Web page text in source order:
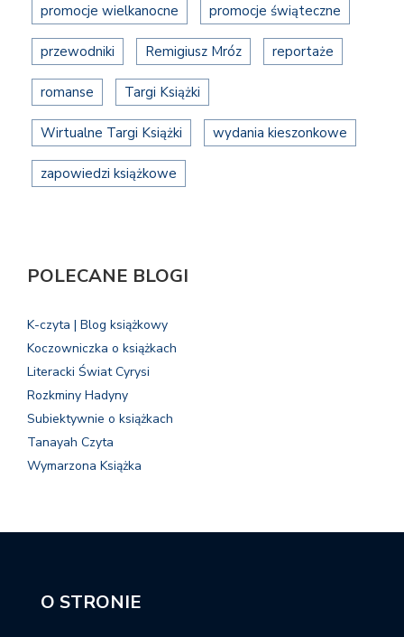
promocje wielkanocne promocje świąteczne
przewodniki Remigiusz Mróz reportaże
romanse Targi Książki
Wirtualne Targi Książki wydania kieszonkowe
zapowiedzi książkowe
POLECANE BLOGI
K-czyta | Blog książkowy
Koczowniczka o książkach
Literacki Świat Cyrysi
Rozkminy Hadyny
Subiektywnie o książkach
Tanayah Czyta
Wymarzona Książka
O STRONIE